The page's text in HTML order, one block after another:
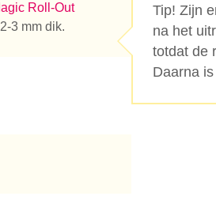
Roll-Out
3 mm dik.
Tip! Zijn
na het
totdat de
Daarna